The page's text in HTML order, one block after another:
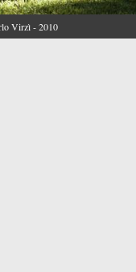
Virzì - 2010